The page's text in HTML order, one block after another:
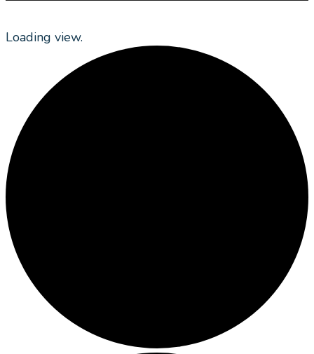
Loading view.